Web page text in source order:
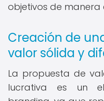
objetivos de manera
Creación de
valor sólida y
La propuesta de
lucrativa es un